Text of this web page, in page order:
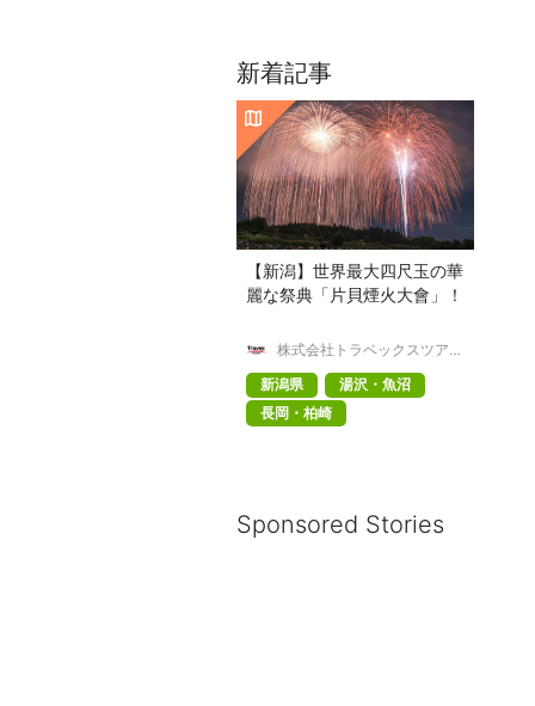
新着記事
【新潟】世界最大四尺玉の華
麗な祭典「片貝煙火大會」！
株式会社トラベックスツアー
ズ
新潟県
湯沢・魚沼
長岡・柏崎
Sponsored Stories